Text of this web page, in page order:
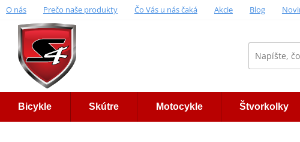
O nás Prečo naše produkty Čo Vás u nás čaká Akcie Blog
Bicykle Skútre Motocykle Štvorkolky